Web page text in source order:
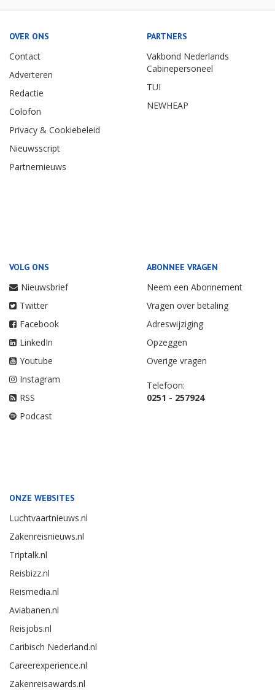
OVER ONS
Contact
Adverteren
Redactie
Colofon
Privacy & Cookiebeleid
Nieuwsscript
Partnernieuws
PARTNERS
Vakbond Nederlands
Cabinepersoneel
TUI
NEWHEAP
VOLG ONS
Nieuwsbrief
Twitter
Facebook
LinkedIn
Youtube
Instagram
RSS
Podcast
ABONNEE VRAGEN
Neem een Abonnement
Vragen over betaling
Adreswijziging
Opzeggen
Overige vragen
Telefoon:
0251 - 257924
ONZE WEBSITES
Luchtvaartnieuws.nl
Zakenreisnieuws.nl
Triptalk.nl
Reisbizz.nl
Reismedia.nl
Aviabanen.nl
Reisjobs.nl
Caribisch Nederland.nl
Careerexperience.nl
Zakenreisawards.nl